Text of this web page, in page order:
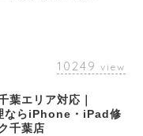
10249 view
葉エリア対応｜
ならiPhone・iPad修
千葉店